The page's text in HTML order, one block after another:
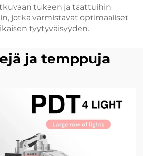
tukeen ja taattuihin
jotka varmistavat optimaaliset
tyytyväisyyden.
ja temppuja